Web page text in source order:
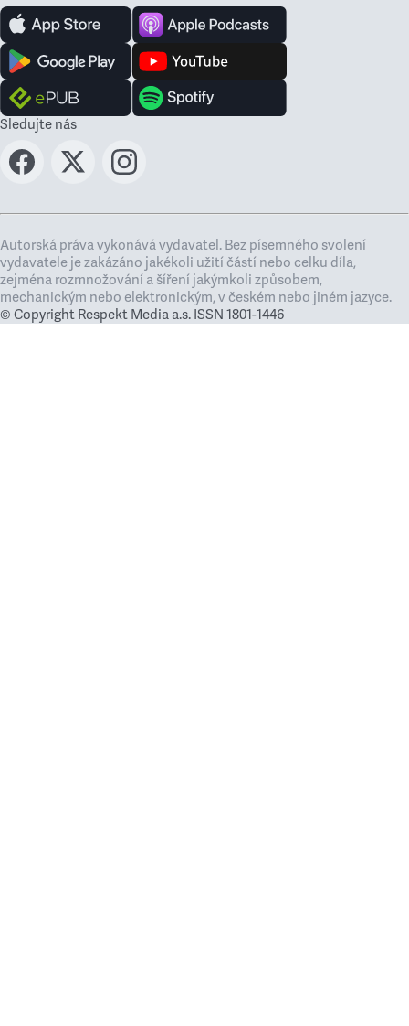
Sledujte nás
Autorská práva vykonává vydavatel. Bez písemného svolení
vydavatele je zakázáno jakékoli užití částí nebo celku díla,
zejména rozmnožování a šíření jakýmkoli způsobem,
mechanickým nebo elektronickým, v českém nebo jiném jazyce.
© Copyright Respekt Media a.s. ISSN 1801-1446